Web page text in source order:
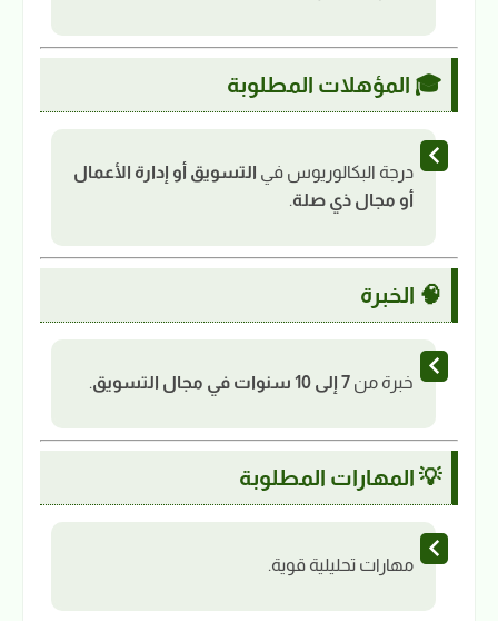
🎓 المؤهلات المطلوبة
درجة البكالوريوس في التسويق أو إدارة الأعمال
أو مجال ذي صلة.
🧠 الخبرة
خبرة من 7 إلى 10 سنوات في مجال التسويق .
💡 المهارات المطلوبة
مهارات تحليلية قوية.